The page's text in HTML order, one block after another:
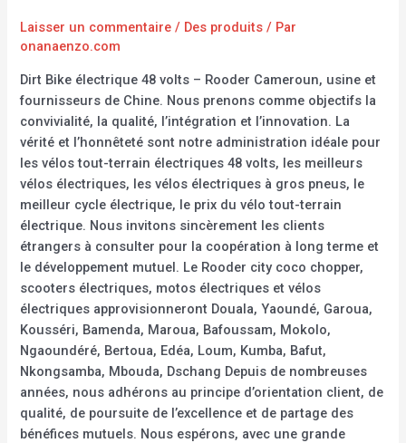
Laisser un commentaire / Des produits / Par
onanaenzo.com
Dirt Bike électrique 48 volts – Rooder Cameroun, usine et
fournisseurs de Chine. Nous prenons comme objectifs la
convivialité, la qualité, l’intégration et l’innovation. La
vérité et l’honnêteté sont notre administration idéale pour
les vélos tout-terrain électriques 48 volts, les meilleurs
vélos électriques, les vélos électriques à gros pneus, le
meilleur cycle électrique, le prix du vélo tout-terrain
électrique. Nous invitons sincèrement les clients
étrangers à consulter pour la coopération à long terme et
le développement mutuel. Le Rooder city coco chopper,
scooters électriques, motos électriques et vélos
électriques approvisionneront Douala, Yaoundé, Garoua,
Kousséri, Bamenda, Maroua, Bafoussam, Mokolo,
Ngaoundéré, Bertoua, Edéa, Loum, Kumba, Bafut,
Nkongsamba, Mbouda, Dschang Depuis de nombreuses
années, nous adhérons au principe d’orientation client, de
qualité, de poursuite de l’excellence et de partage des
bénéfices mutuels. Nous espérons, avec une grande